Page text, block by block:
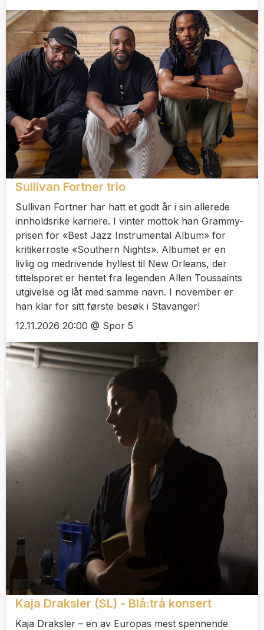
Sullivan Fortner trio
Sullivan Fortner har hatt et godt år i sin allerede
innholdsrike karriere. I vinter mottok han Grammy-
prisen for «Best Jazz Instrumental Album» for
kritikerroste «Southern Nights». Albumet er en
livlig og medrivende hyllest til New Orleans, der
tittelsporet er hentet fra legenden Allen Toussaints
utgivelse og låt med samme navn. I november er
han klar for sitt første besøk i Stavanger!
12.11.2026 20:00 @ Spor 5
Kaja Draksler (SL) - Blå:trå konsert
Kaja Draksler – en av Europas mest spennende